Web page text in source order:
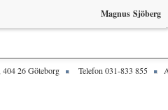
Magnus Sjöberg
26 Göteborg Telefon 031-833 855